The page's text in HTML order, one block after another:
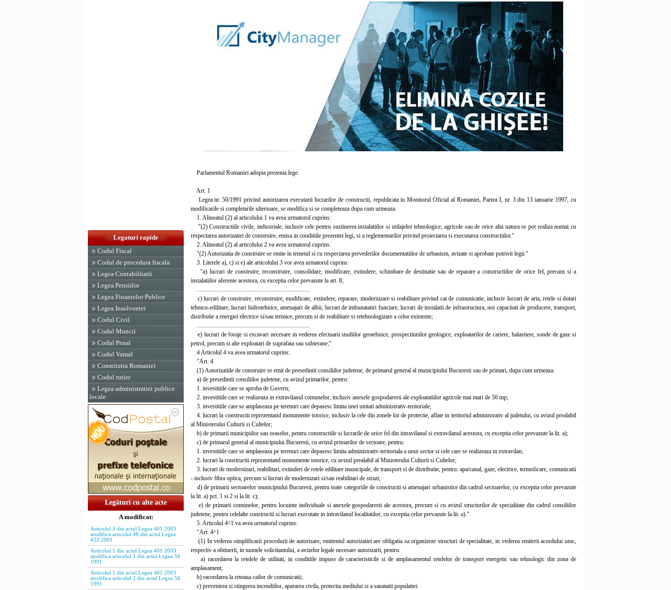
Legaturi rapide
Codul Fiscal
Codul de procedura fiscala
Legea Contabilitatii
Legea Pensiilor
Legea Finantelor Publice
Legea Insolventei
Codul Civil
Codul Muncii
Codul Penal
Codul Vamal
Constitutia Romaniei
Codul rutier
Legea administratiei publice
locale
Legături cu alte acte
A modificat:
Articolul 3 din actul Legea 401 2003
modifica articolul 48 din actul Legea
422 2001
Articolul 1 din actul Legea 401 2003
modifica articolul 1 din actul Legea 50
1991
Articolul 1 din actul Legea 401 2003
modifica articolul 2 din actul Legea 50
1991
Parlamentul Romaniei adopta prezenta lege.
Art. 1
Legea nr. 50/1991 privind autorizarea executarii lucrarilor de constructii, republicata in Monitorul Oficial al Romaniei, Partea I, nr. 3 din 13 ianuarie 1997, cu
modificarile si completarile ulterioare, se modifica si se completeaza dupa cum urmeaza:
1. Alineatul (2) al articolului 1 va avea urmatorul cuprins:
"(2) Constructiile civile, industriale, inclusiv cele pentru sustinerea instalatiilor si utilajelor tehnologice, agricole sau de orice alta natura se pot realiza numai cu
respectarea autorizatiei de construire, emisa in conditiile prezentei legi, si a reglementarilor privind proiectarea si executarea constructiilor."
2. Alineatul (2) al articolului 2 va avea urmatorul cuprins:
"(2) Autorizatia de construire se emite in temeiul si cu respectarea prevederilor documentatiilor de urbanism, avizate si aprobate potrivit legii."
3. Literele a), c) si e) ale articolului 3 vor avea urmatorul cuprins:
"a) lucrari de construire, reconstruire, consolidare, modificare, extindere, schimbare de destinatie sau de reparare a constructiilor de orice fel, precum si a
instalatiilor aferente acestora, cu exceptia celor prevazute la art. 8;
c) lucrari de construire, reconstruire, modificate, extindere, reparare, modernizare si reabilitare privind cai de comunicatie, inclusiv lucrari de arta, retele si dotari
tehnico-edilitare, lucrari hidrotehnice, amenajari de albii, lucrari de imbunatatiri funciare, lucrari de instalatii de infrastructura, noi capacitati de producere, transport,
distributie a energiei electrice si/sau termice, precum si de reabilitare si retehnologizare a celor existente;
e) lucrari de foraje si excavari necesare in vederea efectuarii studiilor geotehnice, prospectiunilor geologice, exploatarilor de cariere, balastiere, sonde de gaze si
petrol, precum si alte exploatari de suprafata sau subterane;"
4 Articolul 4 va avea urmatorul cuprins:
"Art. 4
(1) Autorizatiile de construire se emit de presedintii consiliilor judetene, de primarul general al municipiului Bucuresti sau de primari, dupa cum urmeaza:
a) de presedintii consiliilor judetene, cu avizul primarilor, pentru:
1. investitiile care se aproba de Guvern;
2. investitiile care se realizeaza in extravilanul comunelor, inclusiv anexele gospodaresti ale exploatatiilor agricole mai mari de 50 mp;
3. investitiile care se amplaseaza pe terenuri care depasesc limita unei unitati administrativ-teritoriale;
4. lucrari la constructii reprezentand monumente istorice, inclusiv la cele din zonele lor de protectie, aflate in teritoriul administrativ al judetului, cu avizul prealabil
al Ministerului Culturii si Cultelor;
b) de primarii municipiilor sau oraselor, pentru constructiile si lucrarile de orice fel din intravilanul si extravilanul acestora, cu exceptia celor prevazute la lit. a);
c) de primarul general al municipiului Bucuresti, cu avizul primarilor de sectoare, pentru:
1. investitiile care se amplaseaza pe terenuri care depasesc limita administrativ-teritoriala a unui sector si cele care se realizeaza in extravilan;
2. lucrari la constructii reprezentand monumente istorice, cu avizul prealabil al Ministerului Culturii si Cultelor;
3. lucrari de modernizari, reabilitari, extinderi de retele edilitare municipale, de transport si de distributie, pentru: apa/canal, gaze, electrice, termoficare, comunicatii
- inclusiv fibra optica, precum si lucrari de modernizari si/sau reabilitari de strazi;
d) de primarii sectoarelor municipiului Bucuresti, pentru toate categoriile de constructii si amenajari urbanistice din cadrul sectoarelor, cu exceptia celor prevazute
la lit. a) pct. 1 si 2 si la lit. c);
e) de primarii comunelor, pentru locuinte individuale si anexele gospodaresti ale acestora, precum si cu avizul structurilor de specialitate din cadrul consiliilor
judetene, pentru celelalte constructii si lucrari executate in intravilanul localitatilor, cu exceptia celor prevazute la lit. a)."
5. Articolul 4^1 va avea urmatorul cuprins:
"Art. 4^1
(1) In vederea simplificarii procedurii de autorizare, emitentul autorizatiei are obligatia sa organizeze structuri de specialitate, in vederea emiterii acordului unic,
respectiv a obtinerii, in numele solicitantului, a avizelor legale necesare autorizarii, pentru:
a) racordarea la retelele de utilitati, in conditiile impuse de caracteristicile si de amplasamentul retelelor de transport energetic sau tehnologic din zona de
amplasament;
b) racordarea la reteaua cailor de comunicatii;
c) prevenirea si stingerea incendiilor, apararea civila, protectia mediului si a sanatatii populatiei.